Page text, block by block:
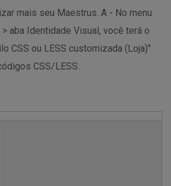
mais seu Maestrus. A - No menu
aba Identidade Visual, você terá o
CSS ou LESS customizada (Loja)"
CSS/LESS.